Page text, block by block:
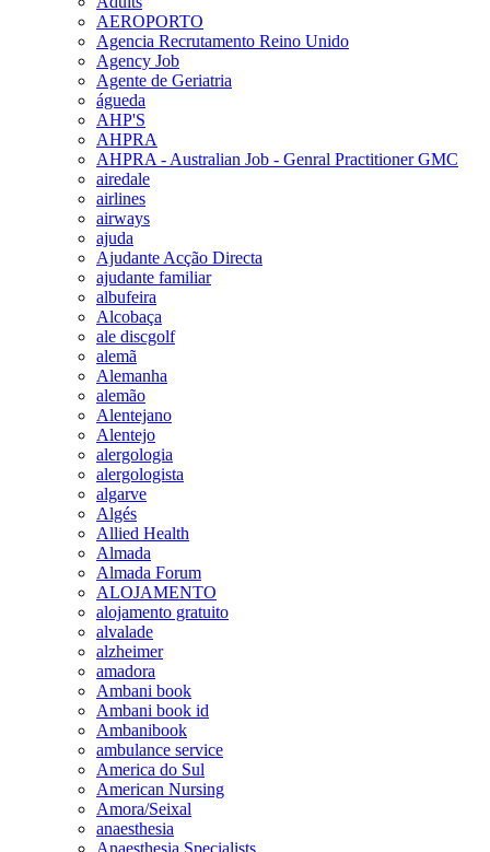
AEROPORTO
Agencia Recrutamento Reino Unido
Agency Job
Agente de Geriatria
águeda
AHP'S
AHPRA
AHPRA - Australian Job - Genral Practitioner GMC
airedale
airlines
airways
ajuda
Ajudante Acção Directa
ajudante familiar
albufeira
Alcobaça
ale discgolf
alemã
Alemanha
alemão
Alentejano
Alentejo
alergologia
alergologista
algarve
Algés
Allied Health
Almada
Almada Forum
ALOJAMENTO
alojamento gratuito
alvalade
alzheimer
amadora
Ambani book
Ambani book id
Ambanibook
ambulance service
America do Sul
American Nursing
Amora/Seixal
anaesthesia
Anaesthesia Specialists